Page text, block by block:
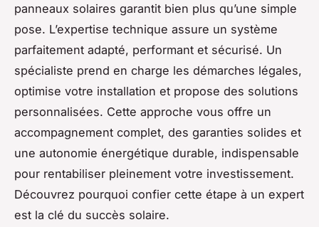
panneaux solaires garantit bien plus qu’une simple
pose. L’expertise technique assure un système
parfaitement adapté, performant et sécurisé. Un
spécialiste prend en charge les démarches légales,
optimise votre installation et propose des solutions
personnalisées. Cette approche vous offre un
accompagnement complet, des garanties solides et
une autonomie énergétique durable, indispensable
pour rentabiliser pleinement votre investissement.
Découvrez pourquoi confier cette étape à un expert
est la clé du succès solaire.